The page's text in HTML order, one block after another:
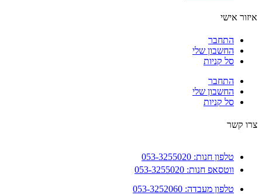
אישי
התחבר
החשבון שלי
סל קניות
התחבר
החשבון שלי
סל קניות
קשר
טלפון חנות: 053-3255020
ווטסאפ חנות: 053-3255020
טלפון מעבדה: 053-3252060